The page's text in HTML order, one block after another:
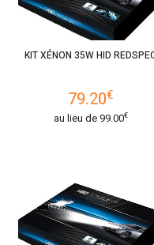
KIT XÉNON 35W HID
79.20€
au lieu de99.00€